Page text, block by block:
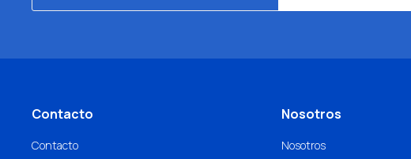
Contacto
Contacto
Nosotros
Nosotros